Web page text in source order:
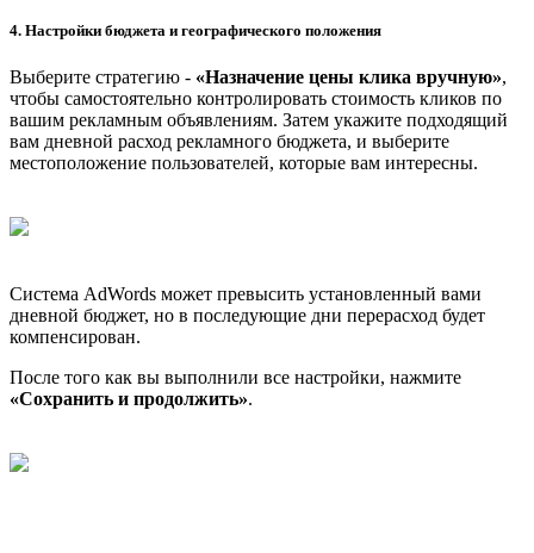
4. Настройки бюджета и географического положения
Выберите стратегию - «Назначение цены клика вручную»,
чтобы самостоятельно контролировать стоимость кликов по
вашим рекламным объявлениям. Затем укажите подходящий
вам дневной расход рекламного бюджета, и выберите
местоположение пользователей, которые вам интересны.
Система AdWords может превысить установленный вами
дневной бюджет, но в последующие дни перерасход будет
компенсирован.
После того как вы выполнили все настройки, нажмите
«Сохранить и продолжить».